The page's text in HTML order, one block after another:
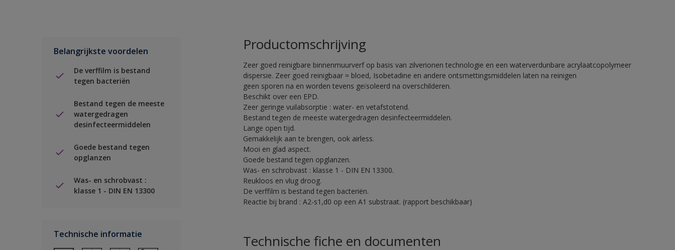
Belangrijkste voordelen
De verffilm is bestand
tegen bacteriën
Bestand tegen de meeste
watergedragen
desinfecteermiddelen
Goede bestand tegen
opglanzen
Was- en schrobvast :
klasse 1 - DIN EN 13300
Technische informatie
Productomschrijving
Zeer goed reinigbare binnenmuurverf op basis van zilverionen technologie en een waterverdunbare acrylaatcopolymeer
dispersie. Zeer goed reinigbaar = bloed, Isobetadine en andere ontsmettingsmiddelen laten na reinigen
geen sporen na en worden tevens geïsoleerd na overschilderen.
Beschikt over een EPD.
Zeer geringe vuilabsorptie : water- en vetafstotend.
Bestand tegen de meeste watergedragen desinfecteermiddelen.
Lange open tijd.
Gemakkelijk aan te brengen, ook airless.
Mooi en glad aspect.
Goede bestand tegen opglanzen.
Was- en schrobvast : klasse 1 - DIN EN 13300.
Reukloos en vlug droog.
De verffilm is bestand tegen bacteriën.
Reactie bij brand : A2-s1,d0 op een A1 substraat. (rapport beschikbaar)
Technische fiche en documenten